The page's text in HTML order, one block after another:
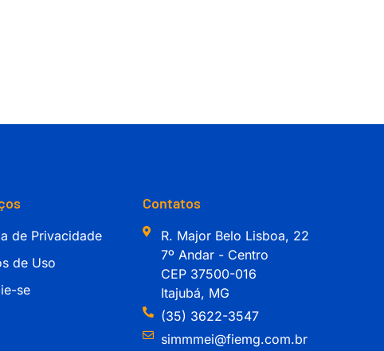
de Privacidade
de Uso
se
Contatos
R. Major Belo Lisboa, 22
7º Andar - Centro
CEP 37500-016
Itajubá, MG
(35) 3622-3547
simmmei@fiemg.com.br